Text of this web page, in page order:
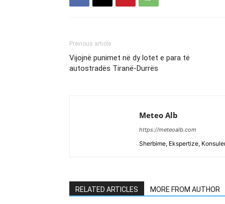
Previous article
Vijojnë punimet në dy lotet e para të
autostradës Tiranë-Durrës
Meteo Alb
https://meteoalb.com
Sherbime, Ekspertize,
RELATED ARTICLES MORE FROM AUTHOR